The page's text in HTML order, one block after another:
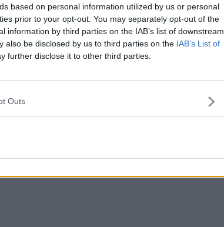
based on personal information utilized by us or personal
prior to your opt-out. You may separately opt-out of the
information by third parties on the IAB’s list of downstream
also be disclosed by us to third parties on the IAB’s List of
further disclose it to other third parties.
Outs